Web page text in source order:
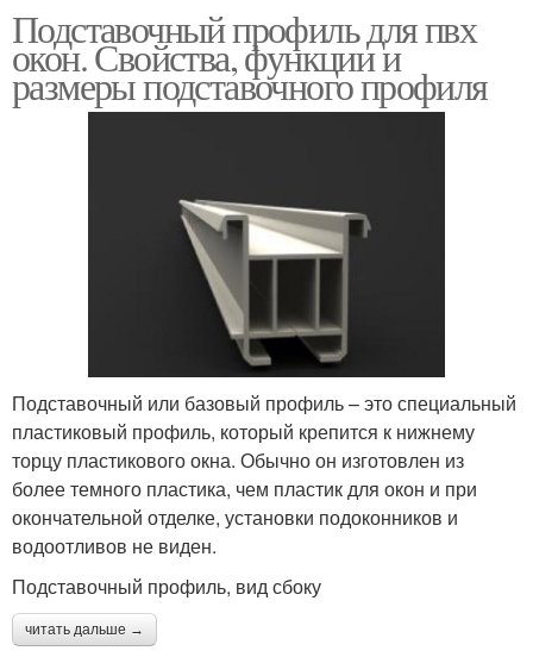
Подставочный профиль для пвх
окон. Свойства, функции и
размеры подставочного профиля
Подставочный или базовый профиль – это специальный
пластиковый профиль, который крепится к нижнему
торцу пластикового окна. Обычно он изготовлен из
более темного пластика, чем пластик для окон и при
окончательной отделке, установки подоконников и
водоотливов не виден.
Подставочный профиль, вид сбоку
читать дальше →